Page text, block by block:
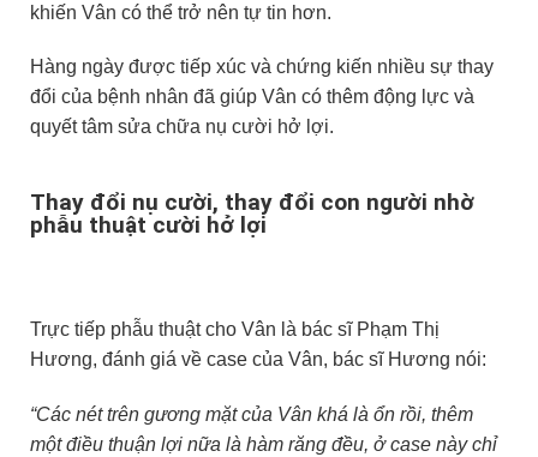
khiến Vân có thể trở nên tự tin hơn.
Hàng ngày được tiếp xúc và chứng kiến nhiều sự thay
đổi của bệnh nhân đã giúp Vân có thêm động lực và
quyết tâm sửa chữa nụ cười hở lợi.
Thay đổi nụ cười, thay đổi con người nhờ
phẫu thuật cười hở lợi
Trực tiếp phẫu thuật cho Vân là bác sĩ Phạm Thị
Hương, đánh giá về case của Vân, bác sĩ Hương nói:
“Các nét trên gương mặt của Vân khá là ổn rồi, thêm
một điều thuận lợi nữa là hàm răng đều, ở case này chỉ